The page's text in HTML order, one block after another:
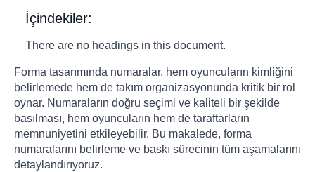
İçindekiler:
There are no headings in this document.
Forma tasarımında numaralar, hem oyuncuların kimliğini
belirlemede hem de takım organizasyonunda kritik bir rol
oynar. Numaraların doğru seçimi ve kaliteli bir şekilde
basılması, hem oyuncuların hem de taraftarların
memnuniyetini etkileyebilir. Bu makalede, forma
numaralarını belirleme ve baskı sürecinin tüm aşamalarını
detaylandırıyoruz.